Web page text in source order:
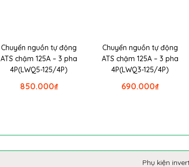
Chuyển nguồn tự động
ATS chậm 125A – 3 pha
4P(LWQ5-125/4P)
₫
850.000
Chuyển nguồn tự động
ATS chậm 125A – 3 pha
4P(LWQ3-125/4P)
₫
690.000
Phụ kiện